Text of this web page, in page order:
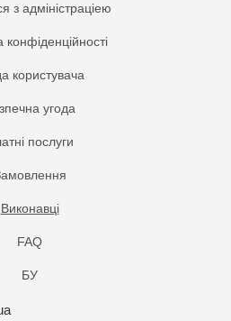
з адміністраціею
конфіденційності
користувача
угода
послуги
Виконавці
FAQ
БУ